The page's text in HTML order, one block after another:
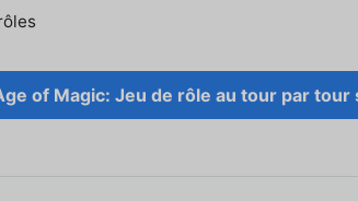
of Magic: Jeu de rôle au tour par tour